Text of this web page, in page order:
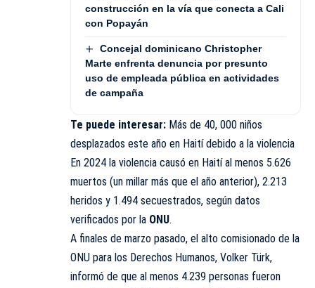
construcción en la vía que conecta a Cali
con Popayán
Concejal dominicano Christopher
Marte enfrenta denuncia por presunto
uso de empleada pública en actividades
de campaña
Te puede interesar: Más de 40, 000 niños
desplazados este año en Haití debido a la violencia
En 2024 la violencia causó en Haití al menos 5.626
muertos (un millar más que el año anterior), 2.213
heridos y 1.494 secuestrados, según datos
verificados por la ONU.
A finales de marzo pasado, el alto comisionado de la
ONU para los Derechos Humanos, Volker Türk,
informó de que al menos 4.239 personas fueron